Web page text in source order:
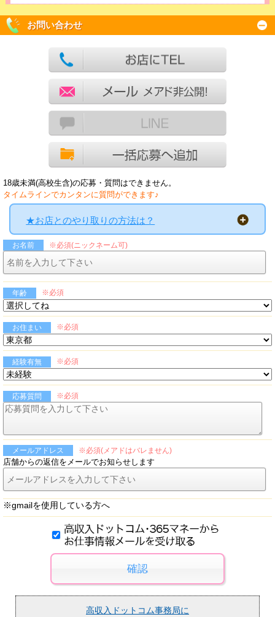
お問い合わせ
18歳未満(高校生含)の応募・質問はできません。
タイムラインでカンタンに質問ができます♪
★お店とのやり取りの方法は？
お名前 ※必須(ニックネーム可)
年齢 ※必須
お住まい ※必須
経験有無 ※必須
応募質問 ※必須
メールアドレス ※必須(メアドはバレません)
店舗からの返信をメールでお知らせします
※gmailを使用している方へ
高収入ドットコム事務局に